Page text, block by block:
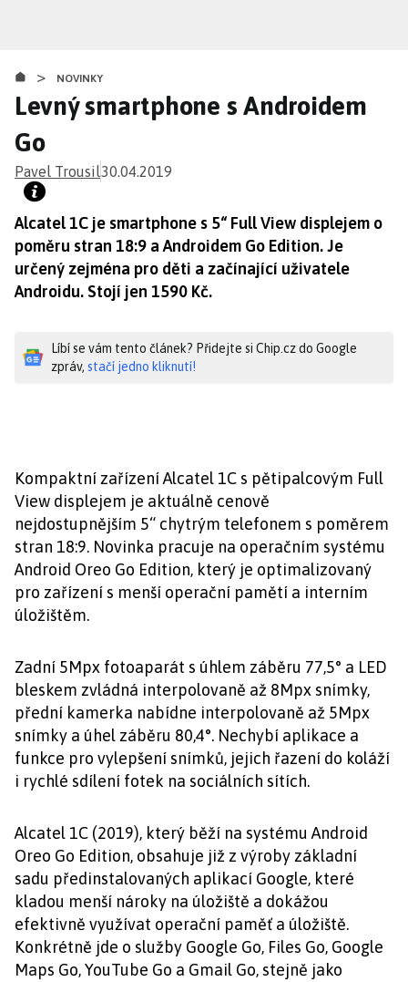
obsahu
> NOVINKY
Levný smartphone s Androidem
Go
Pavel Trousil30.04.2019
Alcatel 1C je smartphone s 5“ Full View displejem o
poměru stran 18:9 a Androidem Go Edition. Je
určený zejména pro děti a začínající uživatele
Androidu. Stojí jen 1590 Kč.
Líbí se vám tento článek? Přidejte si Chip.cz do Google
zpráv, stačí jedno kliknutí!
Kompaktní zařízení Alcatel 1C s pětipalcovým Full
View displejem je aktuálně cenově
nejdostupnějším 5“ chytrým telefonem s poměrem
stran 18:9. Novinka pracuje na operačním systému
Android Oreo Go Edition, který je optimalizovaný
pro zařízení s menší operační pamětí a interním
úložištěm.
Zadní 5Mpx fotoaparát s úhlem záběru 77,5° a LED
bleskem zvládná interpolovaně až 8Mpx snímky,
přední kamerka nabídne interpolovaně až 5Mpx
snímky a úhel záběru 80,4°. Nechybí aplikace a
funkce pro vylepšení snímků, jejich řazení do koláží
i rychlé sdílení fotek na sociálních sítích.
Alcatel 1C (2019), který běží na systému Android
Oreo Go Edition, obsahuje již z výroby základní
sadu předinstalovaných aplikací Google, které
kladou menší nároky na úložiště a dokážou
efektivně využívat operační paměť a úložiště.
Konkrétně jde o služby Google Go, Files Go, Google
Maps Go, YouTube Go a Gmail Go, stejně jako